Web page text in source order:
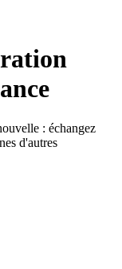
: échangez
d'autres